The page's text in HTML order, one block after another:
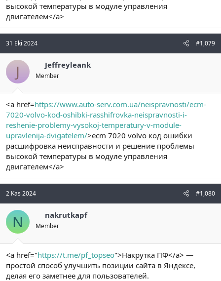
высокой температуры в модуле управления
двигателем</a>
31 Eki 2024 #1,079
J Jeffreyleank
Member
<a href=https://www.auto-serv.com.ua/neispravnosti/ecm-
7020-volvo-kod-oshibki-rasshifrovka-neispravnosti-i-
reshenie-problemy-vysokoj-temperatury-v-module-
upravlenija-dvigatelem/>ecm 7020 volvo код ошибки
расшифровка неисправности и решение проблемы
высокой температуры в модуле управления
двигателем</a>
2 Kas 2024 #1,080
N nakrutkapf
Member
<a href="https://t.me/pf_topseo">Накрутка ПФ</a> —
простой способ улучшить позиции сайта в Яндексе,
делая его заметнее для пользователей.